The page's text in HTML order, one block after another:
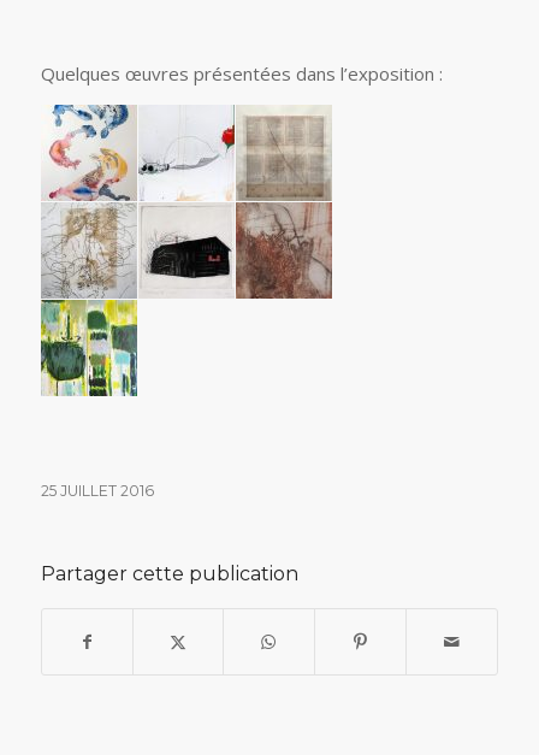
Quelques œuvres présentées dans l’exposition :
25 JUILLET 2016
Partager cette publication